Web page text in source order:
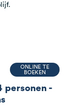
personen -
ONLINE TE
BOEKEN